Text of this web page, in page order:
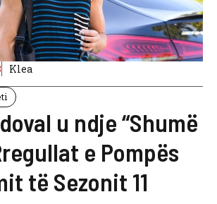
Klea
u ndje “Shumë
e Pompës
të Sezonit 11